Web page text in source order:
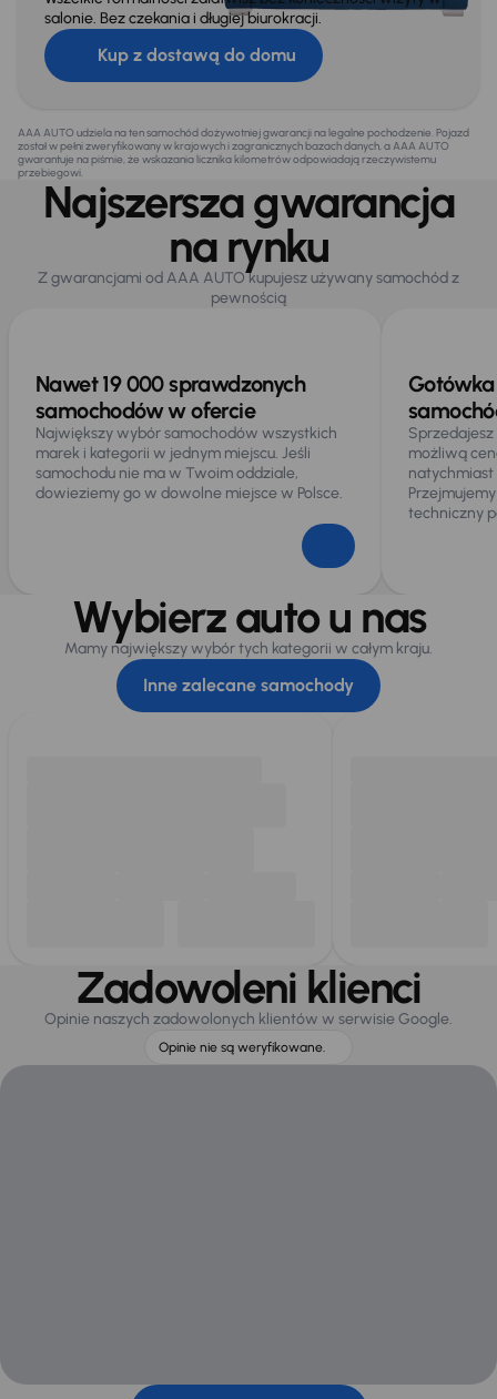
salonie. Bez czekania i długiej biurokracji.
Kup z dostawą do domu
AAA AUTO udziela na ten samochód dożywotniej gwarancji na legalne pochodzenie. Pojazd
został w pełni zweryfikowany w krajowych i zagranicznych bazach danych, a AAA AUTO
gwarantuje na piśmie, że wskazania licznika kilometrów odpowiadają rzeczywistemu
przebiegowi.
Najszersza gwarancja
na rynku
Z gwarancjami od AAA AUTO kupujesz używany samochód z
pewnością
Nawet 19 000 sprawdzonych
samochodów w ofercie
Największy wybór samochodów wszystkich
marek i kategorii w jednym miejscu. Jeśli
samochodu nie ma w Twoim oddziale,
dowieziemy go w dowolne miejsce w Polsce.
możliwą
techniczny
Wybierz auto u nas
Mamy największy wybór tych kategorii w całym kraju.
Inne zalecane samochody
Zadowoleni klienci
Opinie naszych zadowolonych klientów w serwisie Google.
Opinie nie są weryfikowane.